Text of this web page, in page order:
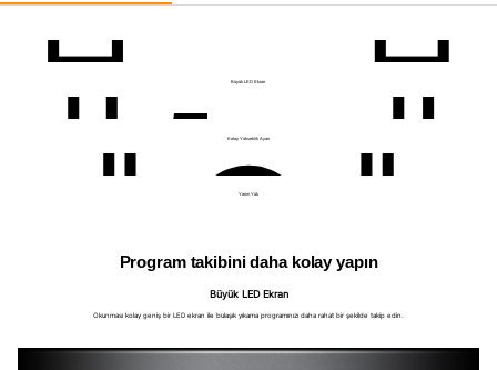
Büyük LED Ekran
Kolay Yükseklik Ayarı
Yarım Yük
Program takibini daha kolay yapın
Büyük LED Ekran
Okunması kolay geniş bir LED ekran ile bulaşık yıkama programınızı daha rahat bir şekilde takip edin.